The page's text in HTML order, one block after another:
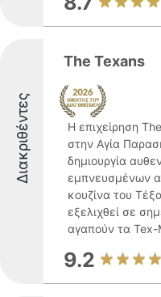
Διακριθέντες
The Texans
Η επιχείρηση
στην Αγία
δημιουργία
εμπνευσμένων
κουζίνα του
εξελιχθεί σε
αγαπούν τα
9.2